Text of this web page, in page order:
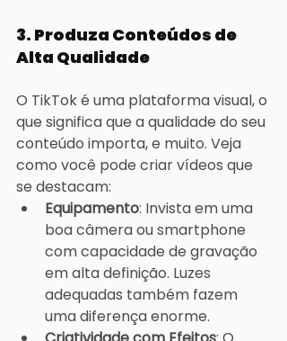
3. Produza Conteúdos de
Alta Qualidade
O TikTok é uma plataforma visual, o
que significa que a qualidade do seu
conteúdo importa, e muito. Veja
como você pode criar vídeos que
se destacam:
Equipamento: Invista em uma
boa câmera ou smartphone
com capacidade de gravação
em alta definição. Luzes
adequadas também fazem
uma diferença enorme.